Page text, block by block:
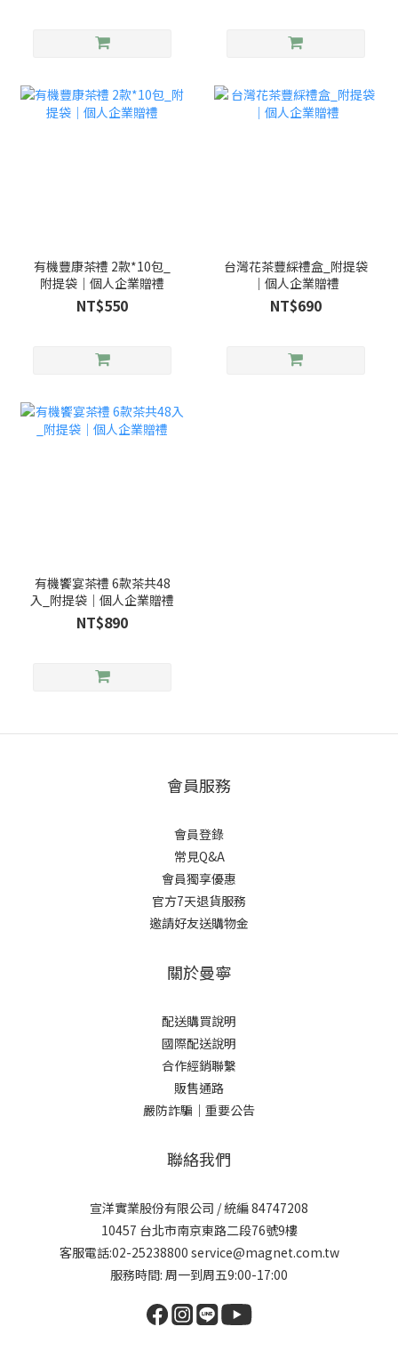
有機豐康茶禮 2款*10包_
附提袋｜個人企業贈禮
NT$550
台灣花茶豐綵禮盒_附提袋
｜個人企業贈禮
NT$690
有機饗宴茶禮 6款茶共48
入_附提袋｜個人企業贈禮
NT$890
會員服務
會員登錄
常見Q&A
會員獨享優惠
官方7天退貨服務
邀請好友送購物金
關於曼寧
配送購買說明
國際配送說明
合作經銷聯繫
販售通路
嚴防詐騙｜重要公告
聯絡我們
宣洋實業股份有限公司 / 統編 84747208
10457 台北市南京東路二段76號9樓
客服電話:02-25238800 service@magnet.com.tw
服務時間: 周一到周五9:00-17:00